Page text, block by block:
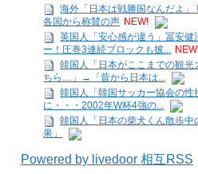
海外「日本は戦勝国なんだよ
各国から称賛の声 NEW!
英国人「安心感が違う」冨安健
ー！圧巻3連続ブロックも披...
韓国人「日本がここまでの観光
ちら…」→「昔から日本は...
韓国人「韓国サッカー協会の
に・・・2002年W杯4強の...
韓国人「日本の柴犬くん散歩
果」
Powered by livedoor 相互RSS